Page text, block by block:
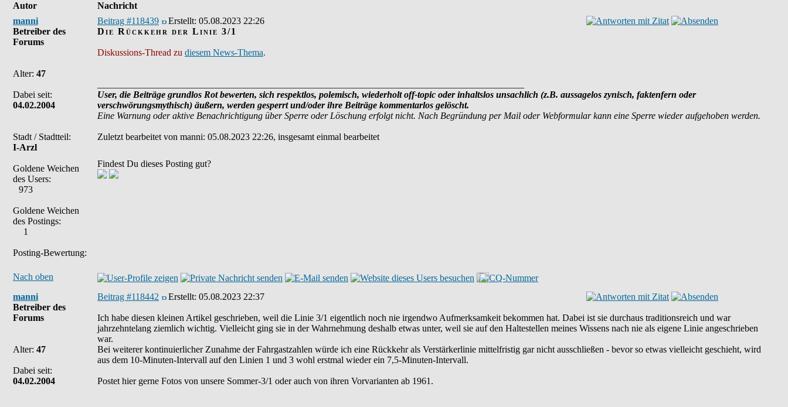
Autor
Nachricht
manni
Betreiber des
Forums
Alter: 47
Dabei seit:
04.02.2004
Stadt / Stadtteil:
I-Arzl
Goldene Weichen
des Users:
973
Goldene Weichen
des Postings:
1
Posting-Bewertung:
Beitrag #118439 Erstellt: 05.08.2023 22:26
Die Rückkehr der Linie 3/1
Diskussions-Thread zu diesem News-Thema.
User, die Beiträge grundlos Rot bewerten, sich respektlos, polemisch, wiederholt off-topic oder inhaltslos unsachlich (z.B. aussagelos zynisch, faktenfern oder
verschwörungsmythisch) äußern, werden gesperrt und/oder ihre Beiträge kommentarlos gelöscht.
Eine Warnung oder aktive Benachrichtigung über Sperre oder Löschung erfolgt nicht. Nach Begründung per Mail oder Webformular kann eine Sperre wieder aufgehoben werden.
Zuletzt bearbeitet von manni: 05.08.2023 22:26, insgesamt einmal bearbeitet
Findest Du dieses Posting gut?
Nach oben
manni
Betreiber des
Forums
Alter: 47
Dabei seit:
04.02.2004
Beitrag #118442 Erstellt: 05.08.2023 22:37
Ich habe diesen kleinen Artikel geschrieben, weil die Linie 3/1 eigentlich noch nie irgendwo Aufmerksamkeit bekommen hat. Dabei ist sie durchaus traditionsreich und war
jahrzehntelang ziemlich wichtig. Vielleicht ging sie in der Wahrnehmung deshalb etwas unter, weil sie auf den Haltestellen meines Wissens nach nie als eigene Linie angeschrieben
war.
Bei weiterer kontinuierlicher Zunahme der Fahrgastzahlen würde ich eine Rückkehr als Verstärkerlinie mittelfristig gar nicht ausschließen - bevor so etwas vielleicht geschieht, wird
aus dem 10-Minuten-Intervall auf den Linien 1 und 3 wohl erstmal wieder ein 7,5-Minuten-Intervall.
Postet hier gerne Fotos von unsere Sommer-3/1 oder auch von ihren Vorvarianten ab 1961.